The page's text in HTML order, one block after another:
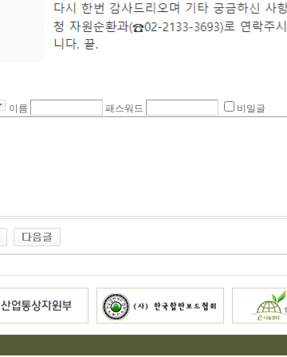
이름 패스워드 비밀글